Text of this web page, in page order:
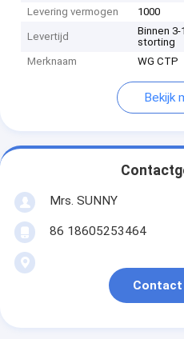
Levering vermogen
1000
Levertijd
Binnen
storting
Merknaam
WG CTP
Bekijk
Mrs. SUNNY
86 18605253464
Contact